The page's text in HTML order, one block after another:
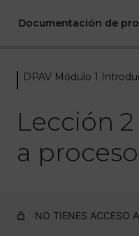
Documentación de
DPAV Módulo
Lección 2 El enfoque
DPAV Módulo 1
Lección
a
NO TIENES ACCESO